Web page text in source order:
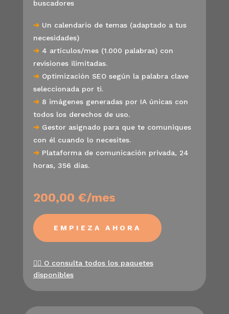
buscadores
➔Un calendario de temas (adaptado a tus
necesidades)
➔4 artículos/mes (1.000 palabras) con
revisiones ilimitadas.
➔Optimización SEO según la palabra clave
seleccionada por ti.
➔8 imágenes generadas por IA únicas con
todos los derechos de uso.
➔Gestor asignado para que te comuniques
con él cuando lo necesites.
➔Plataforma de comunicación privada, 24
horas, 356 días.
200,00 €/mes
EMPIEZA AHORA
👉🏻 O consulta todos los paquetes
disponibles